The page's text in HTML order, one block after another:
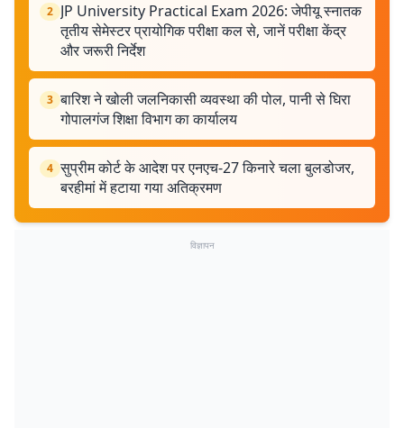
2 JP University Practical Exam 2026: जेपीयू स्नातक
तृतीय सेमेस्टर प्रायोगिक परीक्षा कल से, जानें परीक्षा केंद्र
और जरूरी निर्देश
3 बारिश ने खोली जलनिकासी व्यवस्था की पोल, पानी से घिरा
गोपालगंज शिक्षा विभाग का कार्यालय
4 सुप्रीम कोर्ट के आदेश पर एनएच-27 किनारे चला बुलडोजर,
बरहीमां में हटाया गया अतिक्रमण
विज्ञापन